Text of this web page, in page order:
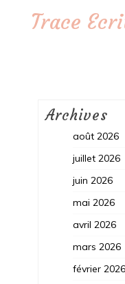
Trace
Archives
août 2026
juillet 2026
juin 2026
mai 2026
avril 2026
mars 2026
février 2026